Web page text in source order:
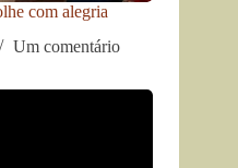
com alegria
Um comentário